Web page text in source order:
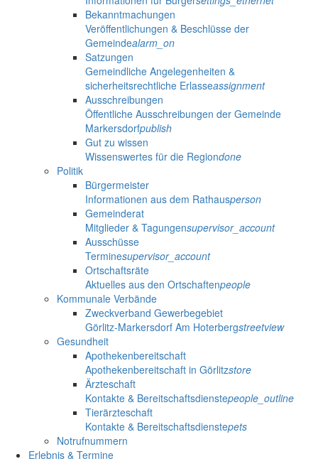
Bekanntmachungen
Veröffentlichungen & Beschlüsse der
Gemeindealarm_on
Satzungen
Gemeindliche Angelegenheiten &
sicherheitsrechtliche Erlasseassignment
Ausschreibungen
Öffentliche Ausschreibungen der Gemeinde
Markersdorfpublish
Gut zu wissen
Wissenswertes für die Regiondone
Politik
Bürgermeister
Informationen aus dem Rathausperson
Gemeinderat
Mitglieder & Tagungensupervisor_account
Ausschüsse
Terminesupervisor_account
Ortschaftsräte
Aktuelles aus den Ortschaftenpeople
Kommunale Verbände
Zweckverband Gewerbegebiet
Görlitz-Markersdorf Am Hoterbergstreetview
Gesundheit
Apothekenbereitschaft
Apothekenbereitschaft in Görlitzstore
Ärzteschaft
Kontakte & Bereitschaftsdienstepeople_outline
Tierärzteschaft
Kontakte & Bereitschaftsdienstepets
Notrufnummern
Erlebnis & Termine